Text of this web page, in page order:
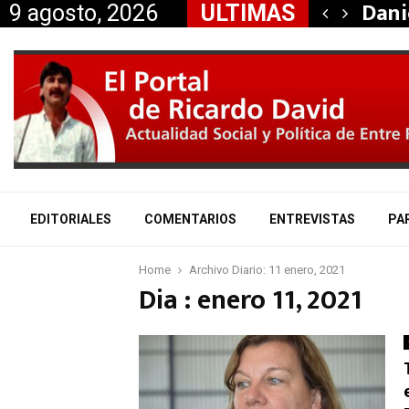
9 agosto, 2026 ULTIMAS
a Mauricio «Palito»…
EDITORIALES COMENTARIOS ENTREVISTAS
Home Archivo Diario: 11 enero, 2021
Dia : enero 11, 2021